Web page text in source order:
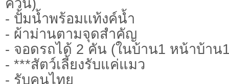
ควัน)
- ปั้มน้ำพร้อมเเท้งค์น้ำ
- ผ้าม่านตามจุดสำคัญ
- จอดรถได้ 2 คัน (ในบ้าน1 หน้าบ้าน
- ***สัตว์เลี้ยงรับแค่แมว
- รับคนไทย